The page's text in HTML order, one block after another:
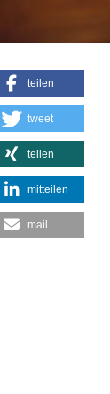
teilen
tweet
teilen
mitteilen
mail